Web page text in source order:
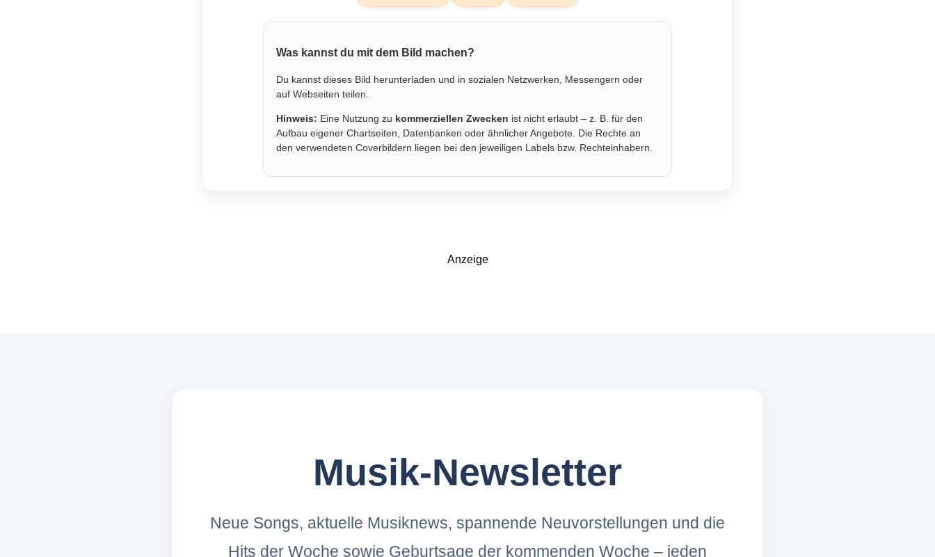
Was kannst du mit dem Bild machen?
Du kannst dieses Bild herunterladen und in sozialen Netzwerken, Messengern oder
auf Webseiten teilen.
Hinweis: Eine Nutzung zu kommerziellen Zwecken ist nicht erlaubt – z. B. für den
Aufbau eigener Chartseiten, Datenbanken oder ähnlicher Angebote. Die Rechte an
den verwendeten Coverbildern liegen bei den jeweiligen Labels bzw. Rechteinhabern.
Anzeige
Musik-Newsletter
Neue Songs, aktuelle Musiknews, spannende Neuvorstellungen und die
Hits der Woche sowie Geburtsage der kommenden Woche – jeden